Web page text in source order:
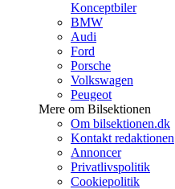
Konceptbiler
BMW
Audi
Ford
Porsche
Volkswagen
Peugeot
Mere om Bilsektionen
Om bilsektionen.dk
Kontakt redaktionen
Annoncer
Privatlivspolitik
Cookiepolitik